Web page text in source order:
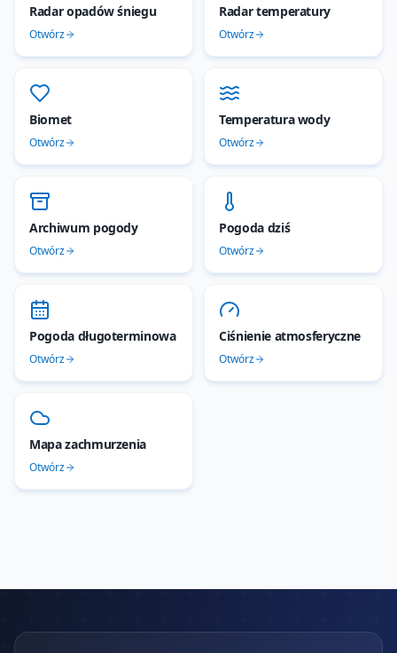
Radar opadów śniegu
Otwórz
Radar temperatury
Otwórz
Biomet
Otwórz
Temperatura wody
Otwórz
Archiwum pogody
Otwórz
Pogoda dziś
Otwórz
Pogoda długoterminowa
Otwórz
Ciśnienie atmosferyczne
Otwórz
Mapa zachmurzenia
Otwórz